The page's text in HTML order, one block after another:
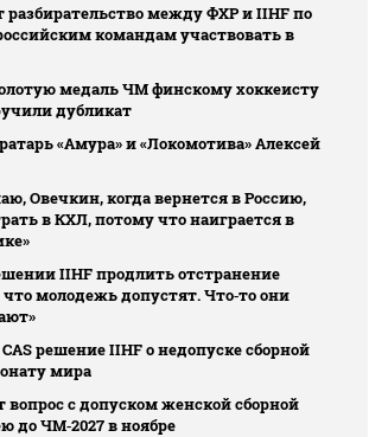
разбирательство между ФХР и IIHF по
командам участвовать в
медаль ЧМ финскому хоккеисту
дубликат
«Амура» и «Локомотива» Алексей
Овечкин, когда вернется в Россию,
в КХЛ, потому что наиграется в
IIHF продлить отстранение
молодежь допустят. Что‑то они
решение IIHF о недопуске сборной
мира
вопрос с допуском женской сборной
до ЧМ‑2027 в ноябре